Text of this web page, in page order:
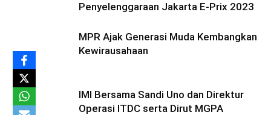
Penyelenggaraan Jakarta E-Prix 2023
MPR Ajak Generasi Muda Kembangkan
Kewirausahaan
IMI Bersama Sandi Uno dan Direktur
Operasi ITDC serta Dirut MGPA